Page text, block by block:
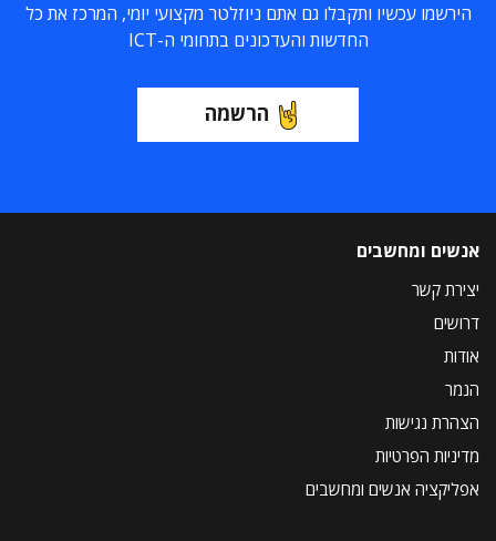
הירשמו עכשיו ותקבלו גם אתם ניוזלטר מקצועי יומי, המרכז את כל
החדשות והעדכונים בתחומי ה-ICT
הרשמה
אנשים ומחשבים
יצירת קשר
דרושים
אודות
הנמר
הצהרת נגישות
מדיניות הפרטיות
אפליקציה אנשים ומחשבים